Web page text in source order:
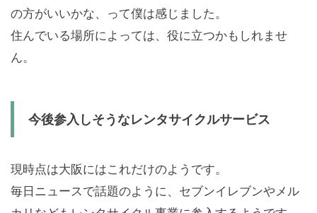
の方がいいかな、って僕は感じました。
住んでいる場所によっては、役に立つかもしれませ
ん。
今後参入しそうなレンタサイクルサービス
現時点は大阪にはこれだけのようです。
毎日ニュースで話題のように、セブンイレブンやメル